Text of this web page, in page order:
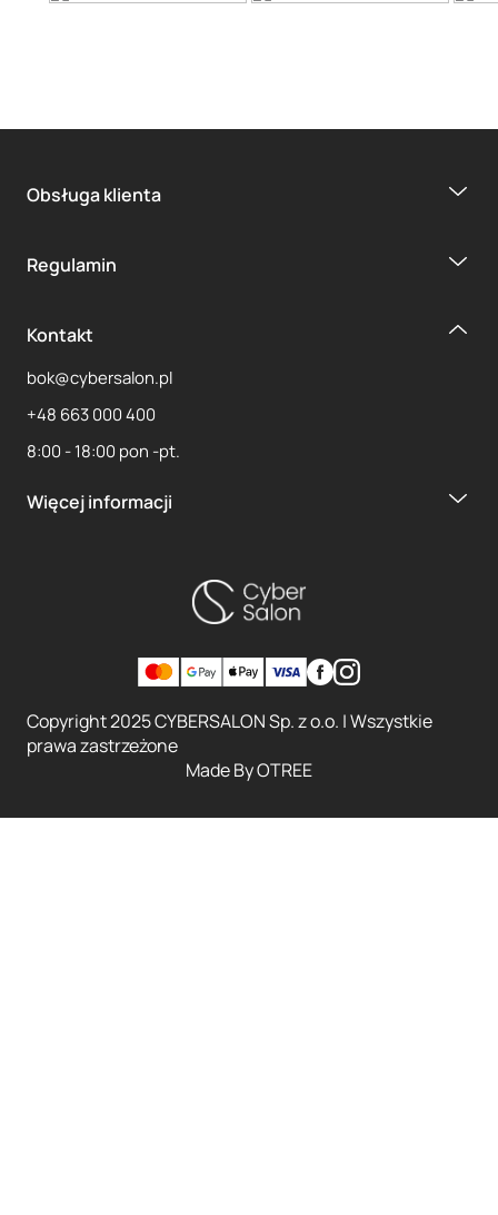
Obsługa klienta
Regulamin
Kontakt
bok@cybersalon.pl
+48 663 000 400
8:00 - 18:00 pon -pt.
Więcej informacji
Copyright 2025 CYBERSALON Sp. z o.o. | Wszystkie
prawa zastrzeżone
Made ByOTREE